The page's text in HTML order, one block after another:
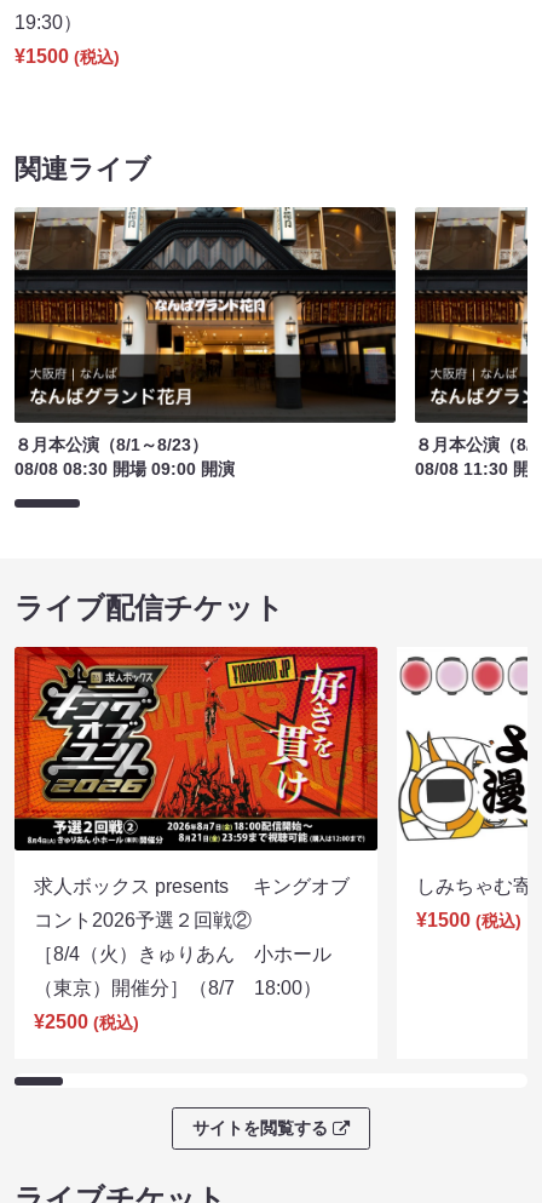
19:30）
¥1500 (税込)
関連ライブ
８月本公演（8/1～8/23）
08/08 08:30 開場 09:00 開演
８月本公演（8/
08/08 11:30 開
ライブ配信チケット
求人ボックス presents キングオブ
コント2026予選２回戦②
［8/4（火）きゅりあん 小ホール
（東京）開催分］（8/7 18:00）
¥2500 (税込)
しみちゃむ
¥1500 (税込)
サイトを閲覧する